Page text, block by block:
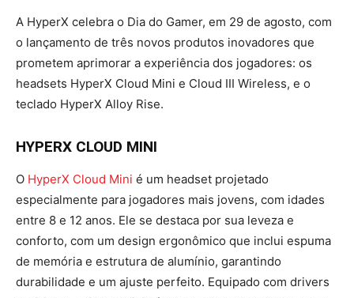
A HyperX celebra o Dia do Gamer, em 29 de agosto, com
o lançamento de três novos produtos inovadores que
prometem aprimorar a experiência dos jogadores: os
headsets HyperX Cloud Mini e Cloud III Wireless, e o
teclado HyperX Alloy Rise.
HYPERX CLOUD MINI
O HyperX Cloud Mini é um headset projetado
especialmente para jogadores mais jovens, com idades
entre 8 e 12 anos. Ele se destaca por sua leveza e
conforto, com um design ergonômico que inclui espuma
de memória e estrutura de alumínio, garantindo
durabilidade e um ajuste perfeito. Equipado com drivers